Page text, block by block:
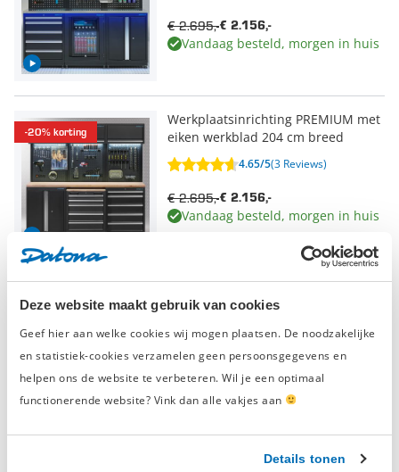
Deze website maakt gebruik van cookies
Geef hier aan welke cookies wij mogen plaatsen. De noodzakelijke
en statistiek-cookies verzamelen geen persoonsgegevens en
helpen ons de website te verbeteren. Wil je een optimaal
functionerende website? Vink dan alle vakjes aan
Details tonen
€ 2.156,-
€ 2.695,-
Vandaag besteld, morgen in huis
-20% korting
Werkplaatsinrichting PREMIUM met
eiken werkblad 204 cm breed
4.65/5(3 Reviews)
€ 2.156,-
€ 2.695,-
Vandaag besteld, morgen in huis
-20% korting
eiken werkblad met koelkast – 204
cm breed
0/5(0 Reviews)
€ 2.795,-
Vandaag besteld, morgen in huis